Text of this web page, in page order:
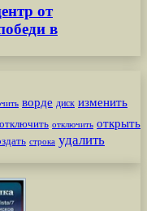
от
в
ворде диск изменить
отключить отключить открыть
строка удалить